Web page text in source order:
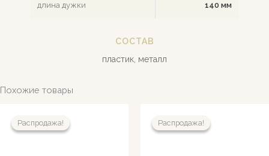
длина дужки 140 мм
СОСТАВ
пластик, металл
Похожие товары
Распродажа!
Распродажа! Распродажа!
Распродажа!